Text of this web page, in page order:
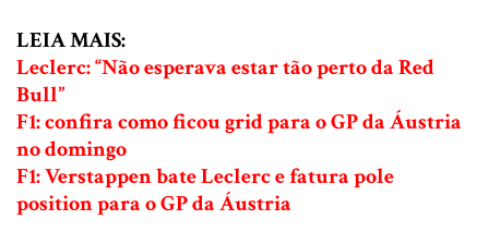
LEIA MAIS:
Leclerc: “Não esperava estar tão perto da Red
Bull”
F1: confira como ficou grid para o GP da Áustria
no domingo
F1: Verstappen bate Leclerc e fatura pole
position para o GP da Áustria